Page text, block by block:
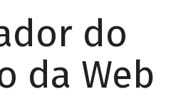
do
da Web